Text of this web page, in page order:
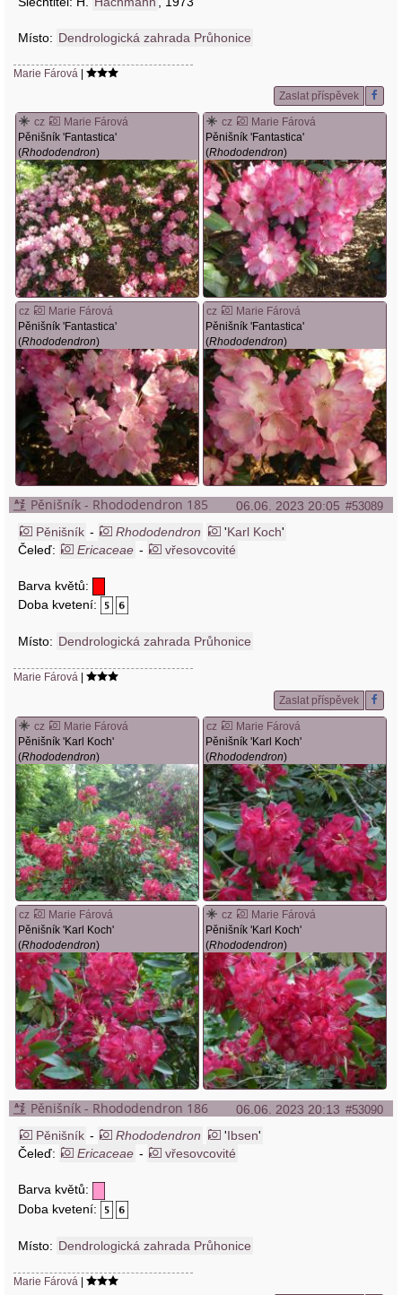
Místo: Dendrologická zahrada Průhonice
Marie Fárová
Zaslat příspěvek
cz
Marie Fárová
Pěnišník 'Fantastica'
(Rhododendron)
cz
Marie Fárová
Pěnišník 'Fantastica'
(Rhododendron)
cz
Marie Fárová
Pěnišník 'Fantastica'
(Rhododendron)
cz
Marie Fárová
Pěnišník 'Fantastica'
(Rhododendron)
06.06. 2023 20:05 #53089
Pěnišník - Rhododendron 185
Pěnišník - Rhododendron 'Karl Koch'
Čeleď:
Ericaceae - vřesovcovité
Barva květů:
Doba kvetení:
Místo: Dendrologická zahrada Průhonice
Marie Fárová
Zaslat příspěvek
cz
Marie Fárová
Pěnišník 'Karl Koch'
(Rhododendron)
cz
Marie Fárová
Pěnišník 'Karl Koch'
(Rhododendron)
cz
Marie Fárová
Pěnišník 'Karl Koch'
(Rhododendron)
cz
Marie Fárová
Pěnišník 'Karl Koch'
(Rhododendron)
06.06. 2023 20:13 #53090
Pěnišník - Rhododendron 186
Pěnišník - Rhododendron 'Ibsen'
Čeleď:
Ericaceae - vřesovcovité
Barva květů:
Doba kvetení:
Místo: Dendrologická zahrada Průhonice
Marie Fárová |